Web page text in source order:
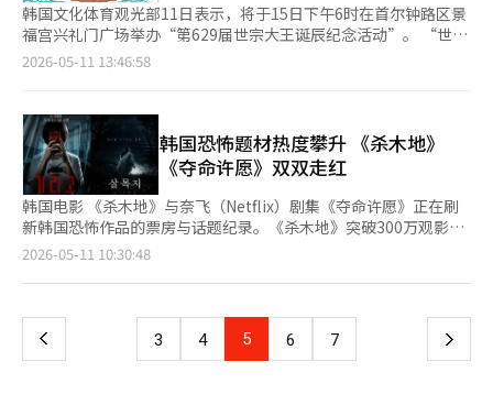
韩国文化体育观光部11日表示，将于15日下午6时在首尔钟路区景
福宫兴礼门广场举办“第629届世宗大王诞辰纪念活动”。 “世宗
大王诞辰日”旨在纪念世宗大王于1397年5月15日诞生，并缅怀其
龙担任主持。现场将上演国立国乐院带来的《大吹打》《与民乐》
等传统艺术表演，以及《定大业佾舞》《北极星与二十八宿》等融
合现代演绎方式的传统舞蹈节目。 活动期间还将举行“世宗文
2026-05-11 13:46:58
韩国恐怖题材热度攀升 《杀木地》
《夺命许愿》双双走红
韩国电影 《杀木地》与奈飞（Netflix）剧集《夺命许愿》正在刷
新韩国恐怖作品的票房与话题纪录。《杀木地》突破300万观影人
次，《夺命许愿》则登顶奈飞全球非英语TV节目榜首。 据韩国电
次已突破300万。这也是影片上映33天后取得的成绩，目前该片稳
地”路景地图中拍到不明身影后，前往水库进行重拍的摄制组遭遇
深水中未知存在的故事。影片以“水鬼”为核心题材，在传统恐怖
2026-05-11 10:30:48
上
页
3 4 5 6 7 下